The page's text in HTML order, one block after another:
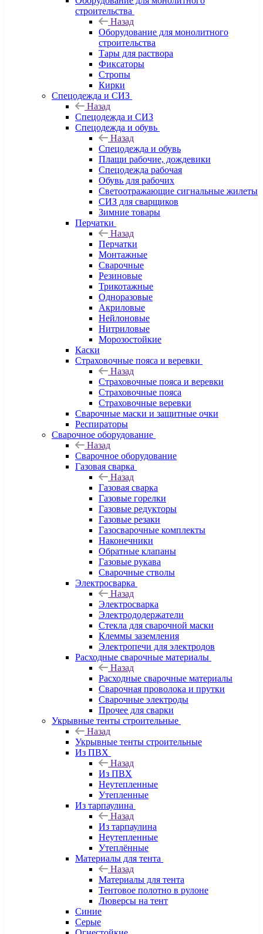
строительства
Назад
Оборудование для монолитного
строительства
Тары для раствора
Фиксаторы
Стропы
Кирки
Спецодежда и СИЗ
Назад
Спецодежда и СИЗ
Спецодежда и обувь
Назад
Спецодежда и обувь
Плащи рабочие, дождевики
Спецодежда рабочая
Обувь для рабочих
Светоотражающие сигнальные жилеты
СИЗ для сварщиков
Зимние товары
Перчатки
Назад
Перчатки
Монтажные
Сварочные
Резиновые
Трикотажные
Одноразовые
Акриловые
Нейлоновые
Нитриловые
Морозостойкие
Каски
Страховочные пояса и веревки
Назад
Страховочные пояса и веревки
Страховочные пояса
Страховочные веревки
Сварочные маски и защитные очки
Респираторы
Сварочное оборудование
Назад
Сварочное оборудование
Газовая сварка
Назад
Газовая сварка
Газовые горелки
Газовые редукторы
Газовые резаки
Газосварочные комплекты
Наконечники
Обратные клапаны
Газовые рукава
Сварочные стволы
Электросварка
Назад
Электросварка
Электрододержатели
Стекла для сварочной маски
Клеммы заземления
Электропечи для электродов
Расходные сварочные материалы
Назад
Расходные сварочные материалы
Сварочная проволока и прутки
Сварочные электроды
Прочее для сварки
Укрывные тенты строительные
Назад
Укрывные тенты строительные
Из ПВХ
Назад
Из ПВХ
Неутепленные
Утепленные
Из тарпаулина
Назад
Из тарпаулина
Неутепленные
Утеплённые
Материалы для тента
Назад
Материалы для тента
Тентовое полотно в рулоне
Люверсы на тент
Синие
Серые